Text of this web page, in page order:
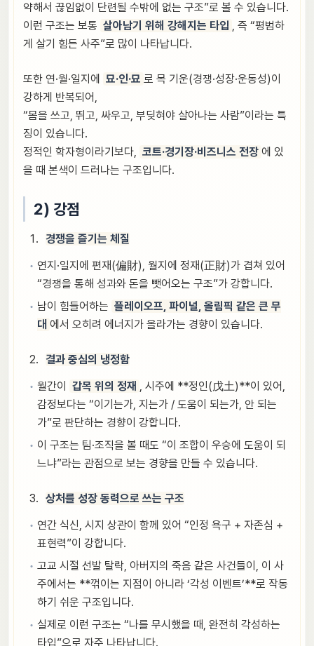
약해서 끊임없이 단련될 수밖에 없는 구조”로 볼 수 있습니다.
이런 구조는 보통 살아남기 위해 강해지는 타입 , 즉 “평범하
게 살기 힘든 사주”로 많이 나타납니다.
또한 연·월·일지에 묘·인·묘 로 목 기운(경쟁·성장·운동성)이
강하게 반복되어,
“몸을 쓰고, 뛰고, 싸우고, 부딪혀야 살아나는 사람”이라는 특
징이 있습니다.
정적인 학자형이라기보다, 코트·경기장·비즈니스 전장 에 있
을 때 본색이 드러나는 구조입니다.
2) 강점
경쟁을 즐기는 체질
연지·일지에 편재(偏財), 월지에 정재(正財)가 겹쳐 있어
“경쟁을 통해 성과와 돈을 뺏어오는 구조”가 강합니다.
남이 힘들어하는 플레이오프, 파이널, 올림픽 같은 큰 무
대 에서 오히려 에너지가 올라가는 경향이 있습니다.
결과 중심의 냉정함
월간이
갑목 위의 정재 , 시주에 **정인(戊土)**이 있어,
감정보다는 “이기는가, 지는가 / 도움이 되는가, 안 되는
가”로 판단하는 경향이 강합니다.
이 구조는 팀·조직을 볼 때도 “이 조합이 우승에 도움이 되
느냐”라는 관점으로 보는 경향을 만들 수 있습니다.
상처를 성장 동력으로 쓰는 구조
연간 식신, 시지 상관이 함께 있어 “인정 욕구 + 자존심 +
표현력”이 강합니다.
고교 시절 선발 탈락, 아버지의 죽음 같은 사건들이, 이 사
주에서는 **꺾이는 지점이 아니라 ‘각성 이벤트’**로 작동
하기 쉬운 구조입니다.
실제로 이런 구조는 “나를 무시했을 때, 완전히 각성하는
타입”으로 자주 나타납니다.